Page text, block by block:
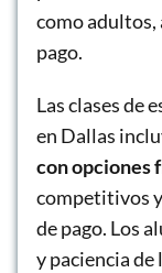
como adultos,
pago.
Las clases de
en Dallas
con opciones
competitivos
de pago. Los
y paciencia